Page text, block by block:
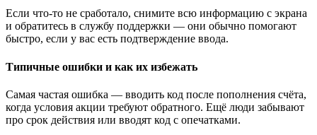
Если что‑то не сработало, снимите всю информацию с экрана
и обратитесь в службу поддержки — они обычно помогают
быстро, если у вас есть подтверждение ввода.
Типичные ошибки и как их избежать
Самая частая ошибка — вводить код после пополнения счёта,
когда условия акции требуют обратного. Ещё люди забывают
про срок действия или вводят код с опечатками.